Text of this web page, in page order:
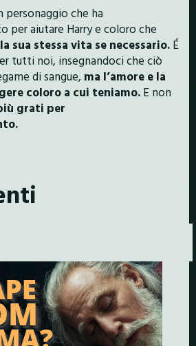
personaggio che ha
per aiutare Harry e coloro che
sua stessa vita se necessario. É
tutti noi, insegnandoci che ciò
di sangue, ma l’amore e la
coloro a cui teniamo. E non
grati per